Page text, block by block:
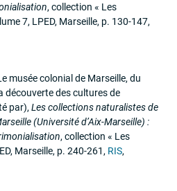
,collection « Les
7, LPED, Marseille, p. 130-147,
musée colonial de Marseille, du
découverte des cultures de
par),Les collections naturalistes de
(Université d’Aix-Marseille) :
,collection « Les
, Marseille, p. 240-261, RIS,